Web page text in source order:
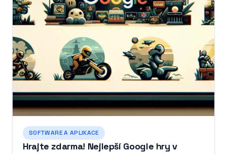
SOFTWARE A APLIKACE
Hrajte zdarma! Nejlepší Google hry v